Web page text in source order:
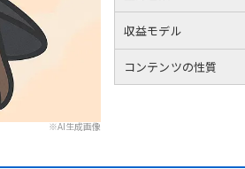
※AI生成画像
収益モデル
コンテンツの性質